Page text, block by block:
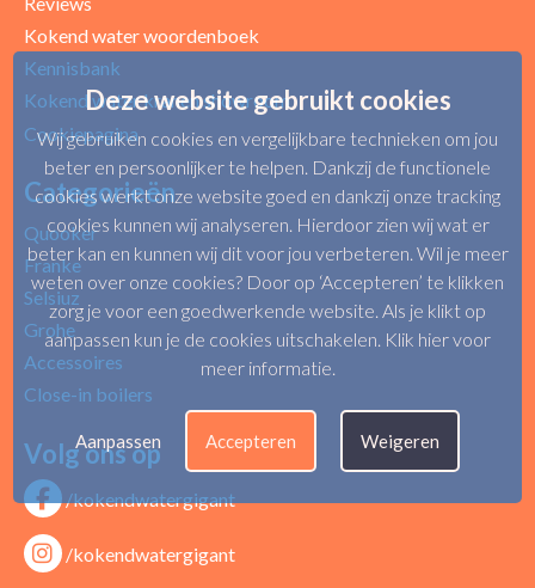
Kokend water woordenboek
Kennisbank
Kokend water kranen showroom
Cookiepagina
Categorieën
Quooker
Franke
Selsiuz
Grohe
Accessoires
Close-in boilers
Volg ons op
/kokendwatergigant
/kokendwatergigant
Deze website gebruikt cookies
Wij gebruiken cookies en vergelijkbare technieken om jou
beter en persoonlijker te helpen. Dankzij de functionele
cookies werkt onze website goed en dankzij onze tracking
cookies kunnen wij analyseren. Hierdoor zien wij wat er
beter kan en kunnen wij dit voor jou verbeteren. Wil je meer
weten over onze cookies? Door op ‘Accepteren’ te klikken
zorg je voor een goedwerkende website. Als je klikt op
aanpassen kun je de cookies uitschakelen. Klik hier voor
meer informatie.
Aanpassen Accepteren Weigeren